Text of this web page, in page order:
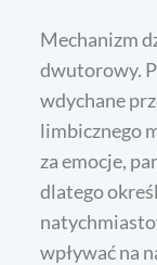
Mechanizm
dwutorowy.
wdychane
limbicznego
za emocje,
dlatego
wpływać na